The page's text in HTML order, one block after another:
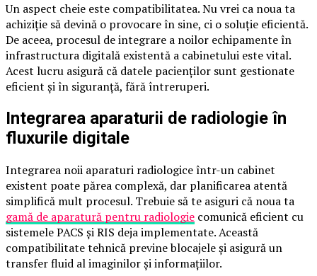
Un aspect cheie este compatibilitatea. Nu vrei ca noua ta
achiziție să devină o provocare în sine, ci o soluție eficientă.
De aceea, procesul de integrare a noilor echipamente în
infrastructura digitală existentă a cabinetului este vital.
Acest lucru asigură că datele pacienților sunt gestionate
eficient și în siguranță, fără întreruperi.
Integrarea aparaturii de radiologie în
fluxurile digitale
Integrarea noii aparaturi radiologice într-un cabinet
existent poate părea complexă, dar planificarea atentă
simplifică mult procesul. Trebuie să te asiguri că noua ta
gamă de aparatură pentru radiologie comunică eficient cu
sistemele PACS și RIS deja implementate. Această
compatibilitate tehnică previne blocajele și asigură un
transfer fluid al imaginilor și informațiilor.